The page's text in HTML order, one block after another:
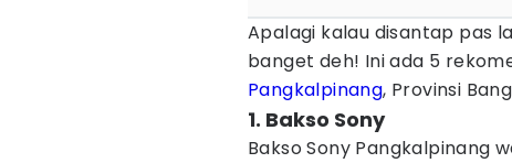
Apalagi kalau disantap pas
banget deh! Ini ada 5
Pangkalpinang, Provinsi
1. Bakso Sony
Bakso Sony Pangkalpinang